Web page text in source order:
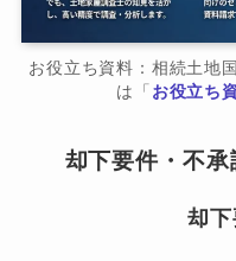
お役立ち資料：相続土地
は「 お役立ち
却下要件・不
却下